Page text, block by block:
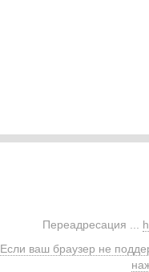
Переадресация ...
Если ваш браузер не